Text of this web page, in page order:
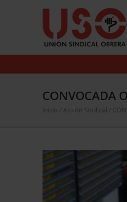
CONVOCADA
Inicio Acción Sindical